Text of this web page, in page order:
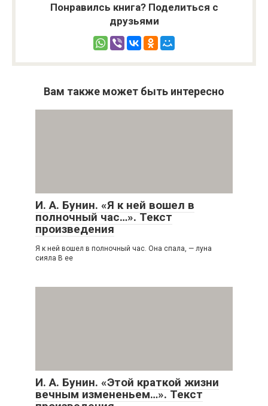
Понравилсь книга? Поделиться с
друзьями
Вам также может быть интересно
И. А. Бунин. «Я к ней вошел в
полночный час…». Текст
произведения
Я к ней вошел в полночный час. Она спала, — луна
сияла В ее
И. А. Бунин. «Этой краткой жизни
вечным измененьем…». Текст